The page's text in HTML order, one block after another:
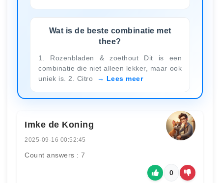
Wat is de beste combinatie met
thee?
1. Rozenbladen & zoethout Dit is een
combinatie die niet alleen lekker, maar ook
uniek is. 2. Citro
Lees meer
Imke de Koning
2025-09-16 00:52:45
Count answers : 7
0